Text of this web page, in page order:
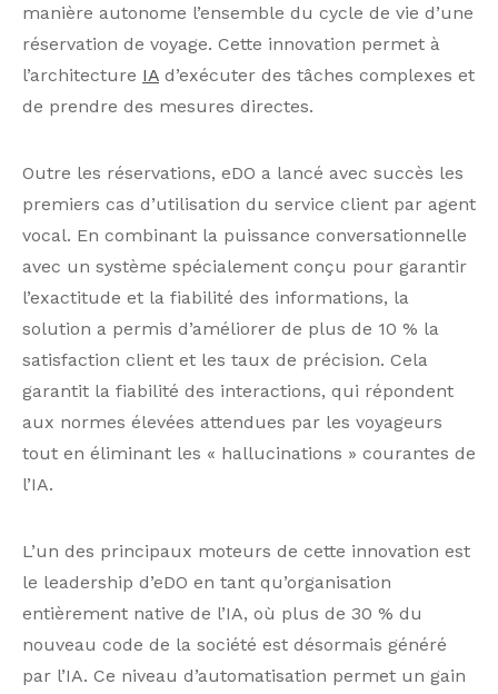
manière autonome l’ensemble du cycle de vie d’une
réservation de voyage. Cette innovation permet à
l’architecture IA d’exécuter des tâches complexes et
de prendre des mesures directes.
Outre les réservations, eDO a lancé avec succès les
premiers cas d’utilisation du service client par agent
vocal. En combinant la puissance conversationnelle
avec un système spécialement conçu pour garantir
l’exactitude et la fiabilité des informations, la
solution a permis d’améliorer de plus de 10 % la
satisfaction client et les taux de précision. Cela
garantit la fiabilité des interactions, qui répondent
aux normes élevées attendues par les voyageurs
tout en éliminant les « hallucinations » courantes de
l’IA.
L’un des principaux moteurs de cette innovation est
le leadership d’eDO en tant qu’organisation
entièrement native de l’IA, où plus de 30 % du
nouveau code de la société est désormais généré
par l’IA. Ce niveau d’automatisation permet un gain